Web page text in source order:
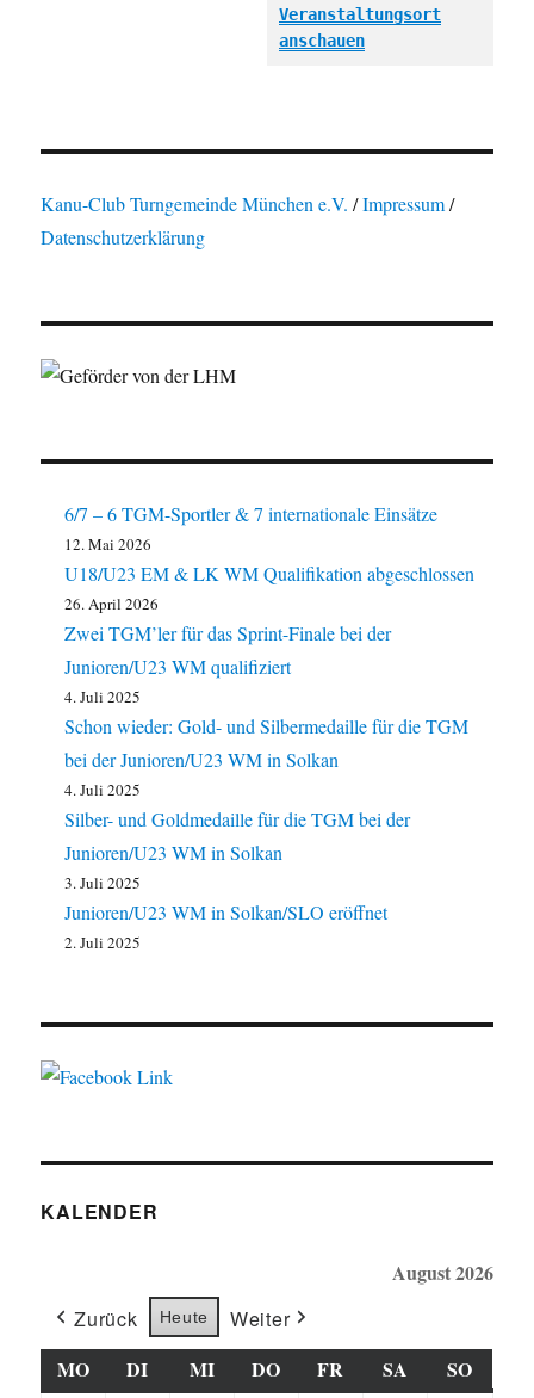
Veranstaltungsort
anschauen
Kanu-Club Turngemeinde München e.V. /Impressum/
Datenschutzerklärung
6/7 – 6 TGM-Sportler & 7 internationale Einsätze
12. Mai 2026
U18/U23 EM & LK WM Qualifikation abgeschlossen
26. April 2026
Zwei TGM’ler für das Sprint-Finale bei der
Junioren/U23 WM qualifiziert
4. Juli 2025
Schon wieder: Gold- und Silbermedaille für die TGM
bei der Junioren/U23 WM in Solkan
4. Juli 2025
Silber- und Goldmedaille für die TGM bei der
Junioren/U23 WM in Solkan
3. Juli 2025
Junioren/U23 WM in Solkan/SLO eröffnet
2. Juli 2025
KALENDER
August 2026
Zurück
Heute
Weiter
MOMONTAG
DI DIENSTAG
MIMITTWOCH
DO DONNERSTAG
FR FREITAG
SA SAMSTAG
SO